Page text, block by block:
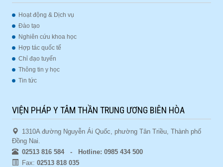
Hoạt động & Dịch vụ
Đào tạo
Nghiên cứu khoa học
Hợp tác quốc tế
Chỉ đạo tuyến
Thông tin y học
Tin tức
VIỆN PHÁP Y TÂM THẦN TRUNG ƯƠNG BIÊN HÒA
1310A đường Nguyễn Ái Quốc, phường Tân Triều, Thành phố
Đồng Nai.
02513 816 584 - Hotline: 0985 434 500
Fax: 02513 818 035